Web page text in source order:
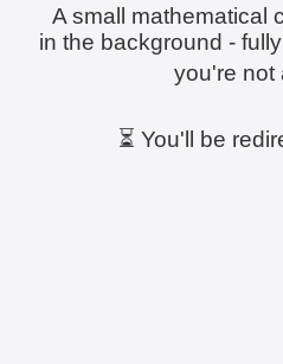
A small mathematical
in the background -
you're not
⏳ You'll be